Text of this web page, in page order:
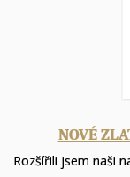
NOVÉ
Rozšířili jsem naši